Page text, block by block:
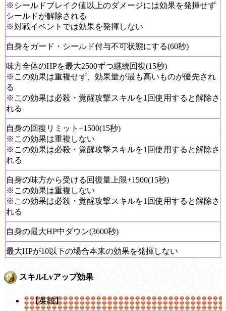
※シールドブレイク値以上のダメージには効果を発揮せず
シールドが解除される
※対戦イベントでは効果を発揮しない
自身をガード・シールド付与不可状態にする(60秒)
味方全体のHPを最大2500ずつ継続回復(15秒)
※この効果は重複せず、効果量が最も高いものが優先され
る
※この効果は必殺・覚醒攻撃スキルを1回使用すると解除さ
れる
自身の回復リミット+1500(15秒)
※この効果は重複しない
※この効果は必殺・覚醒攻撃スキルを1回使用すると解除さ
れる
自身の味方から受ける回復量上限+1500(15秒)
※この効果は重複しない
※この効果は必殺・覚醒攻撃スキルを1回使用すると解除さ
れる
自身の最大HP中ダウン(3600秒)
最大HPが10以下の場合本来の効果を発揮しない
スキルLvアップ効果
【英雄】